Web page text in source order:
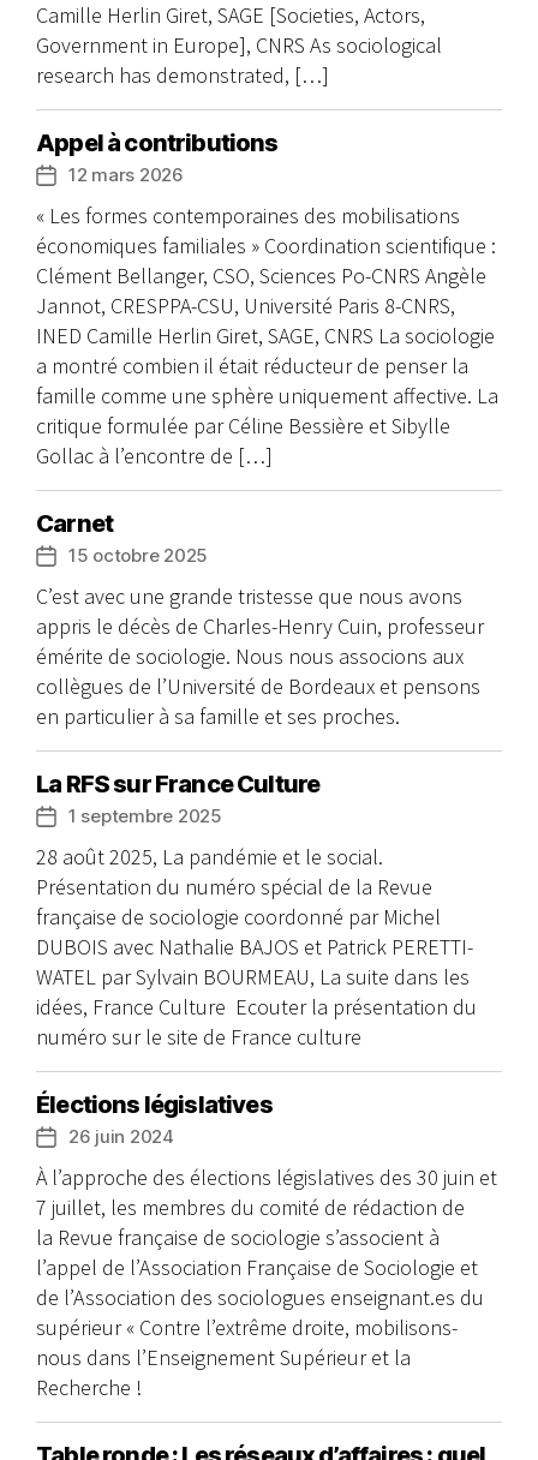
Camille Herlin Giret, SAGE [Societies, Actors,
Government in Europe], CNRS As sociological
research has demonstrated, […]
Appel à contributions
Date
l’article
12 mars 2026
« Les formes contemporaines des mobilisations
économiques familiales » Coordination scientifique :
Clément Bellanger, CSO, Sciences Po-CNRS Angèle
Jannot, CRESPPA-CSU, Université Paris 8-CNRS,
INED Camille Herlin Giret, SAGE, CNRS La sociologie
a montré combien il était réducteur de penser la
famille comme une sphère uniquement affective. La
critique formulée par Céline Bessière et Sibylle
Gollac à l’encontre de […]
Carnet
Date
de
l’article
15 octobre 2025
C’est avec une grande tristesse que nous avons
appris le décès de Charles-Henry Cuin, professeur
émérite de sociologie. Nous nous associons aux
collègues de l’Université de Bordeaux et pensons
en particulier à sa famille et ses proches.
La RFS sur France Culture
Date
l’article
1 septembre 2025
28 août 2025, La pandémie et le social.
Présentation du numéro spécial de la Revue
française de sociologie coordonné par Michel
DUBOIS avec Nathalie BAJOS et Patrick PERETTI-
WATEL par Sylvain BOURMEAU, La suite dans les
idées, France Culture Ecouter la présentation du
numéro sur le site de France culture
Élections législatives
Date
de
l’article
26 juin 2024
À l’approche des élections législatives des 30 juin et
7 juillet, les membres du comité de rédaction de
la Revue française de sociologie s’associent à
l’appel de l’Association Française de Sociologie et
de l’Association des sociologues enseignant.es du
supérieur « Contre l’extrême droite, mobilisons-
nous dans l’Enseignement Supérieur et la
Recherche !